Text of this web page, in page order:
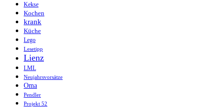
Kekse
Kochen
krank
Küche
Lego
Lesetipp
Lienz
LML
Neujahrsvorsätze
Oma
Pendler
Projekt 52